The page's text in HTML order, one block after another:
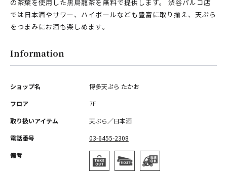
の茶葉を使用した黒烏龍茶を無料で提供します。 渋谷パルコ店
では日本酒やサワー、ハイボールなども豊富に取り揃え、天ぷら
をつまみにお酒も楽しめます。
Information
ショップ名
博多天ぷら たかお
フロア
7F
取り扱いアイテム
天ぷら／日本酒
電話番号
03-6455-2308
備考